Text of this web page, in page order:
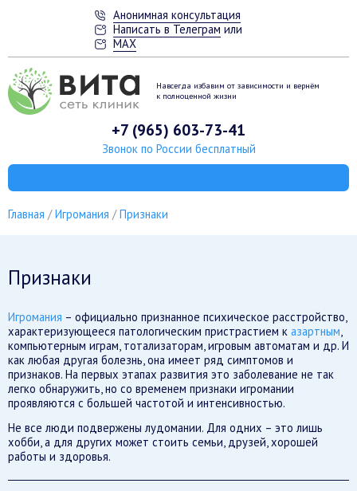
Анонимная консультация
Написать в Телеграм или
MAX
Навсегда избавим от зависимости и вернём
к полноценной жизни
+7 (965) 603-73-41
Звонок по России бесплатный
Главная Игромания Признаки
Признаки
Игромания – официально признанное психическое расстройство,
характеризующееся патологическим пристрастием к азартным
компьютерным играм, тотализаторам, игровым автоматам и др. И
как любая другая болезнь, она имеет ряд симптомов и
признаков. На первых этапах развития это заболевание не так
легко обнаружить, но со временем признаки игромании
проявляются с большей частотой и интенсивностью.
Не все люди подвержены лудомании. Для одних – это лишь
хобби, а для других может стоить семьи, друзей, хорошей
работы и здоровья.